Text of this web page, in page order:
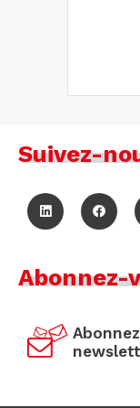
Suivez-
Abonnez-